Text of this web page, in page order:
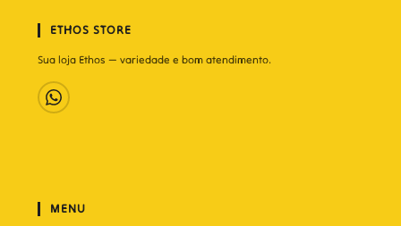
ETHOS STORE
Sua loja Ethos — variedade e bom atendimento.
MENU